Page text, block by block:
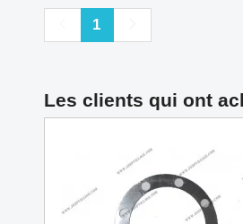
Précédent
1
Les clients qui ont